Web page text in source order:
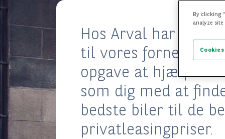
Hos Arval har vi
til vores
opgave at hjælpe
som dig med at
bedste biler til de
privatleasingpriser.
By clicking
analyze